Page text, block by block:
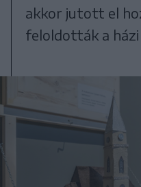
akkor jutott el
feloldották a